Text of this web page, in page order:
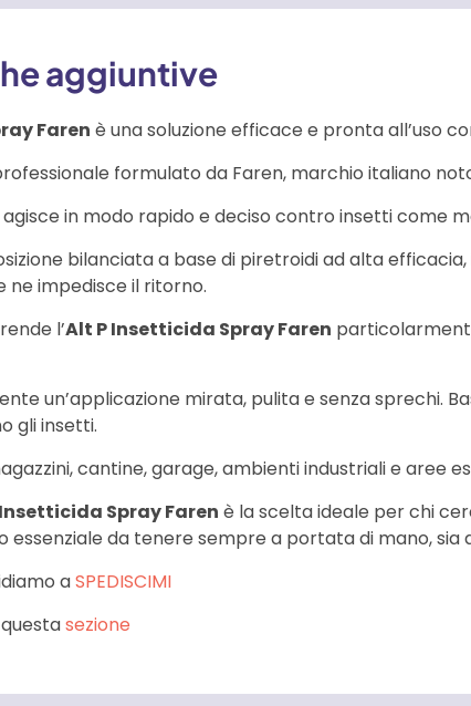
aggiuntive
Faren è una soluzione efficace e pronta all’uso
formulato da Faren, marchio italiano
in modo rapido e deciso contro insetti come
bilanciata a base di piretroidi ad alta
impedisce il ritorno.
l’Alt P Insetticida Spray Faren
un’applicazione mirata, pulita e senza sprechi.
gli insetti.
cantine, garage, ambienti industriali e aree
Spray Faren è la scelta ideale per chi
essenziale da tenere sempre a portata di mano, sia
aSPEDISCIMI
sezione